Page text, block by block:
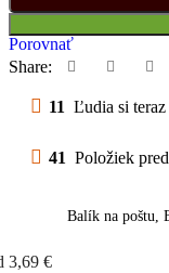
Porovnať
Share:
11 Ľudia si
41 Položiek
Balík na poštu,
3,69 €